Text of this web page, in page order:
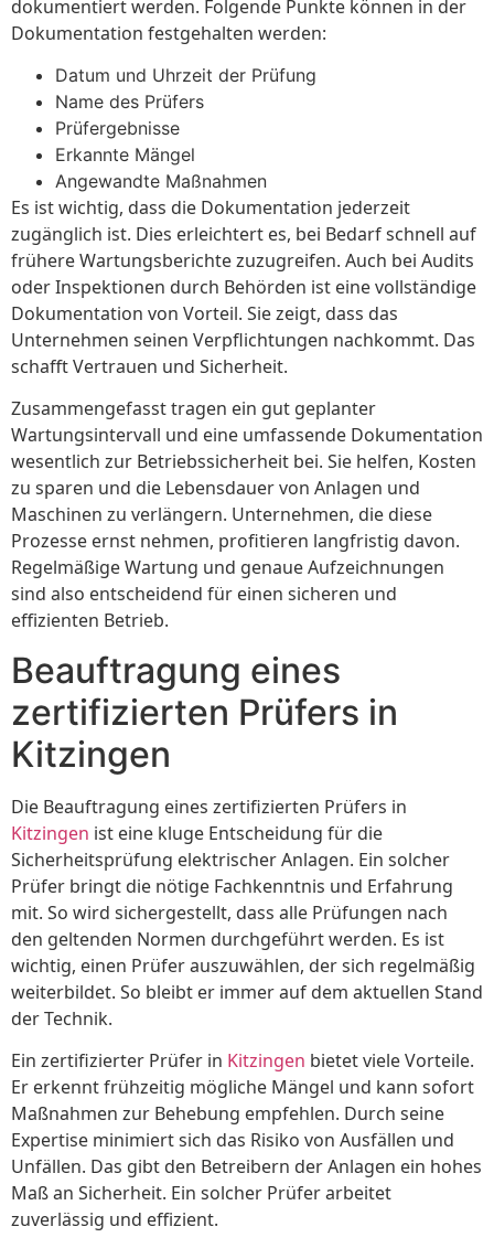
dokumentiert werden. Folgende Punkte können in der
Dokumentation festgehalten werden:
Datum und Uhrzeit der Prüfung
Name des Prüfers
Prüfergebnisse
Erkannte Mängel
Angewandte Maßnahmen
Es ist wichtig, dass die Dokumentation jederzeit
zugänglich ist. Dies erleichtert es, bei Bedarf schnell auf
frühere Wartungsberichte zuzugreifen. Auch bei Audits
oder Inspektionen durch Behörden ist eine vollständige
Dokumentation von Vorteil. Sie zeigt, dass das
Unternehmen seinen Verpflichtungen nachkommt. Das
schafft Vertrauen und Sicherheit.
Zusammengefasst tragen ein gut geplanter
Wartungsintervall und eine umfassende Dokumentation
wesentlich zur Betriebssicherheit bei. Sie helfen, Kosten
zu sparen und die Lebensdauer von Anlagen und
Maschinen zu verlängern. Unternehmen, die diese
Prozesse ernst nehmen, profitieren langfristig davon.
Regelmäßige Wartung und genaue Aufzeichnungen
sind also entscheidend für einen sicheren und
effizienten Betrieb.
Beauftragung eines
zertifizierten Prüfers in
Kitzingen
Die Beauftragung eines zertifizierten Prüfers in
Kitzingen ist eine kluge Entscheidung für die
Sicherheitsprüfung elektrischer Anlagen. Ein solcher
Prüfer bringt die nötige Fachkenntnis und Erfahrung
mit. So wird sichergestellt, dass alle Prüfungen nach
den geltenden Normen durchgeführt werden. Es ist
wichtig, einen Prüfer auszuwählen, der sich regelmäßig
weiterbildet. So bleibt er immer auf dem aktuellen Stand
der Technik.
Ein zertifizierter Prüfer in Kitzingen bietet viele Vorteile.
Er erkennt frühzeitig mögliche Mängel und kann sofort
Maßnahmen zur Behebung empfehlen. Durch seine
Expertise minimiert sich das Risiko von Ausfällen und
Unfällen. Das gibt den Betreibern der Anlagen ein hohes
Maß an Sicherheit. Ein solcher Prüfer arbeitet
zuverlässig und effizient.